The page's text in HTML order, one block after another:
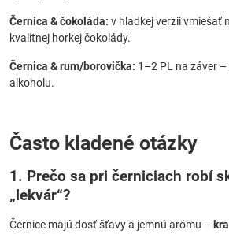
Černica & čokoláda: v hladkej verzii vmiešať
kvalitnej horkej čokolády.
Černica & rum/borovička: 1–2 PL na záver
alkoholu.
Často kladené otázky
1. Prečo sa pri černiciach robí
„lekvár“?
Černice majú dosť šťavy a jemnú arómu –